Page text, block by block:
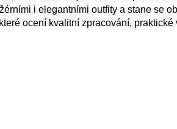
i elegantními outfity a stane se
ocení kvalitní zpracování,